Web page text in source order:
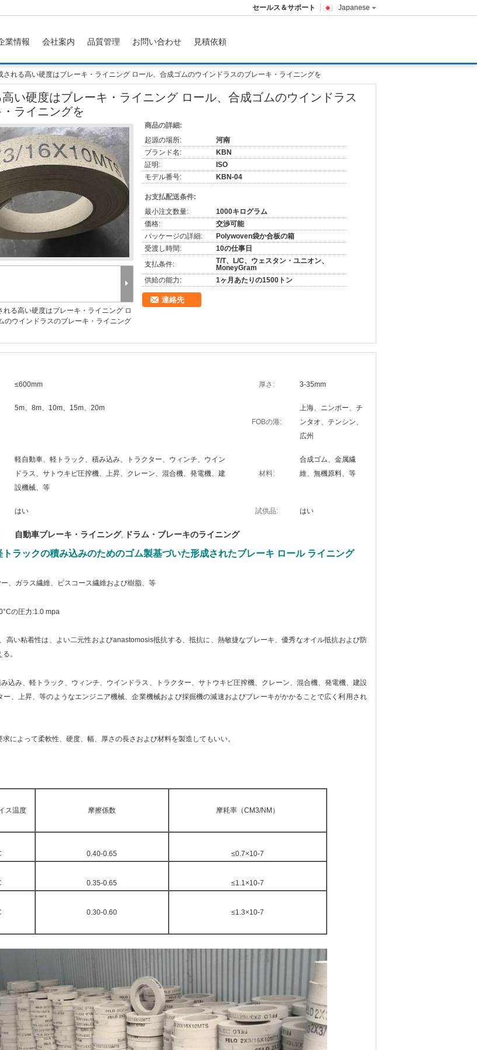
Japanese
セールス＆サポート
業情報 会社案内 品質管理 お問い合わせ 見積依頼
される高い硬度はブレーキ・ライニング ロール、合成ゴムのウインドラスのブレーキ・ライニングを
い硬度はブレーキ・ライニング ロール、合成ゴムのウインドラス
ライニングを
れる高い硬度はブレーキ・ライニング ロ
のウインドラスのブレーキ・ライニング
商品の詳細:
起源の場所:
河南
ブランド名:
KBN
証明:
ISO
モデル番号:
KBN-04
お支払配送条件:
最小注文数量:
1000キログラム
価格:
交渉可能
パッケージの詳細:
Polywoven袋か合板の箱
受渡し時間:
10の仕事日
支払条件:
T/T、L/C、ウェスタン・ユニオン、
MoneyGram
供給の能力:
1ヶ月あたりの1500トン
連絡先
≤600mm 厚さ: 3-35mm
5m、8m、10m、15m、20m
FOBの港:
上海、ニンポー、チ
ンタオ、テンシン、
広州
軽自動車、軽トラック、積み込み、トラクター、ウィンチ、ウイン
ドラス、サトウキビ圧搾機、上昇、クレーン、混合機、発電機、建
設機械、等
材料:
合成ゴム、金属繊
維、無機原料、等
はい 試供品: はい
自動車ブレーキ・ライニング, ドラム・ブレーキのライニング
トラックの積み込みのためのゴム製基づいた形成されたブレーキ ロール ライニング
、ガラス繊維、ビスコース繊維および樹脂、等
の圧力:1.0 mpa
高い粘着性は、よい二元性およびanastomosis抵抗する、抵抗に、熱敏捷なブレーキ、優秀なオイル抵抗および防
。
込み、軽トラック、 ウィンチ、ウインドラス、トラクター、サトウキビ圧搾機、クレーン、混合機、発電機、建設
ー、上昇、等のようなエンジニア機械、企業機械および採掘機の減速およびブレーキがかかることで広く利用され
によって柔軟性、硬度、幅、厚さの長さおよび材料を製造してもいい。
ス温度 摩擦係数 摩耗率（CM3/NM）
0.40-0.65 ≤0.7×10-7
0.35-0.65 ≤1.1×10-7
0.30-0.60 ≤1.3×10-7